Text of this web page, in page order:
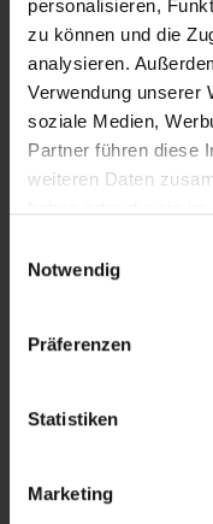
personalisieren,
zu können und die
analysieren.
Verwendung unserer
soziale Medien,
Partner führen diese
weiteren Daten
Notwendig
Präferenzen
Statistiken
Marketing